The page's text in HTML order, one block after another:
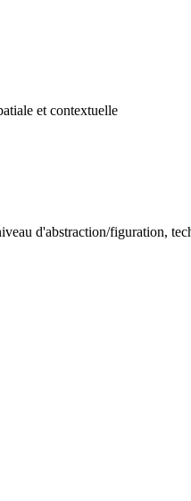
et contextuelle
d'abstraction/figuration,